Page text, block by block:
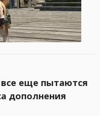
еще пытаются
дополнения